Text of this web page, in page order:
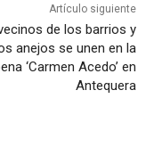
Artículo siguiente
de los barrios y
anejos se unen en la
‘Carmen Acedo’ en
Antequera